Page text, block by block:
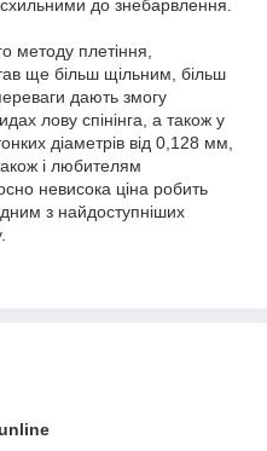
до знебарвлення.
методу плетіння,
ще більш щільним, більш
дають змогу
лову спінінга, а також у
діаметрів від 0,128 мм,
і любителям
невисока ціна робить
з найдоступніших